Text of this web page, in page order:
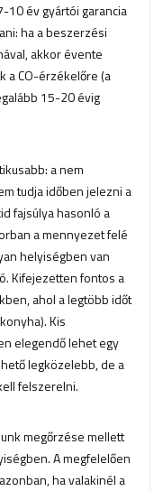
10 év gyártói garancia
ha a beszerzési
akkor évente
a CO-érzékelőre (a
15-20 évig
a nem
tudja időben jelezni a
fajsúlya hasonló a
a mennyezet felé
helyiségben van
Kifejezetten fontos a
ahol a legtöbb időt
Kis
elegendő lehet egy
legközelebb, de a
felszerelni.
megőrzése mellett
A megfelelően
ha valakinél a